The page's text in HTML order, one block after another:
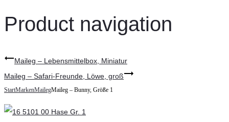
Product navigation
Maileg – Lebensmittelbox, Miniatur
Maileg – Safari-Freunde, Löwe, groß
StartMarkenMailegMaileg – Bunny, Größe 1